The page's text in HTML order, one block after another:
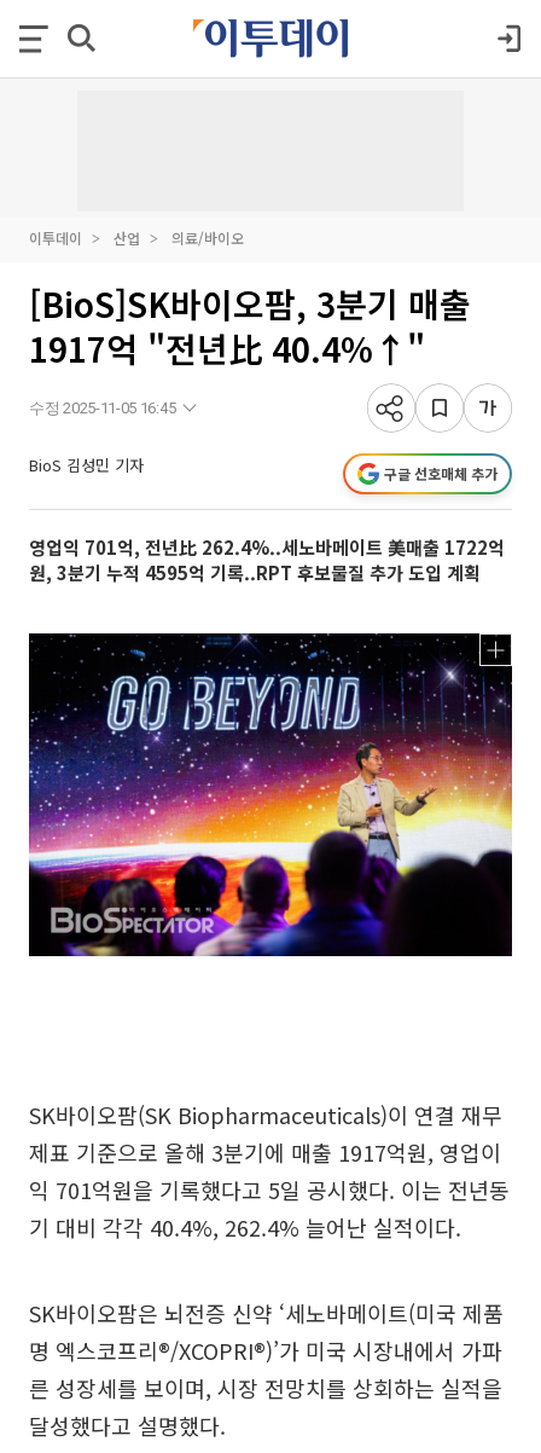
이투데이 산업 의료/바이오
[BioS]SK바이오팜, 3분기 매출
1917억 "전년比 40.4%↑"
수정 2025-11-05 16:45
BioS 김성민 기자 구글 선호매체 추가
영업익 701억, 전년比 262.4%..세노바메이트 美매출 1722억
원, 3분기 누적 4595억 기록..RPT 후보물질 추가 도입 계획
SK바이오팜(SK Biopharmaceuticals)이 연결 재무
제표 기준으로 올해 3분기에 매출 1917억원, 영업이
익 701억원을 기록했다고 5일 공시했다. 이는 전년동
기 대비 각각 40.4%, 262.4% 늘어난 실적이다.
SK바이오팜은 뇌전증 신약 ‘세노바메이트(미국 제품
명 엑스코프리®/XCOPRI®)’가 미국 시장내에서 가파
른 성장세를 보이며, 시장 전망치를 상회하는 실적을
달성했다고 설명했다.